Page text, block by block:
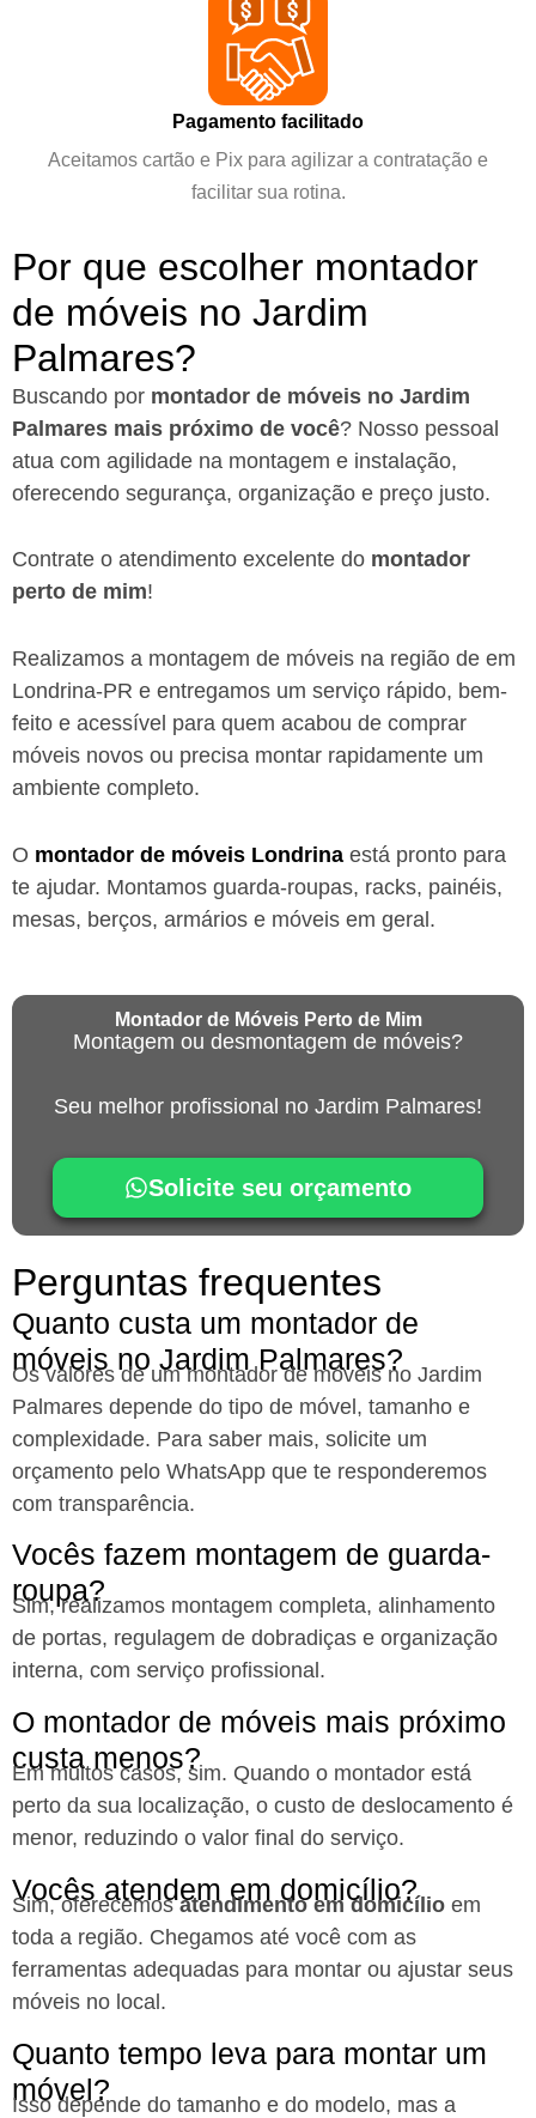
Pagamento facilitado
Aceitamos cartão e Pix para agilizar a contratação e
facilitar sua rotina.
Por que escolher montador
de móveis no Jardim
Palmares?
Buscando por montador de móveis no Jardim
Palmares mais próximo de você? Nosso pessoal
atua com agilidade na montagem e instalação,
oferecendo segurança, organização e preço justo.
Contrate o atendimento excelente do montador
perto de mim!
Realizamos a montagem de móveis na região de em
Londrina-PR e entregamos um serviço rápido, bem-
feito e acessível para quem acabou de comprar
móveis novos ou precisa montar rapidamente um
ambiente completo.
O montador de móveis Londrina está pronto para
te ajudar. Montamos guarda-roupas, racks, painéis,
mesas, berços, armários e móveis em geral.
Montador de Móveis Perto de Mim
Montagem ou desmontagem de móveis?
Seu melhor profissional no Jardim Palmares!
Solicite seu orçamento
Perguntas frequentes
Quanto custa um montador de
móveis no Jardim Palmares?
Os valores de um montador de móveis no Jardim
Palmares depende do tipo de móvel, tamanho e
complexidade. Para saber mais, solicite um
orçamento pelo WhatsApp que te responderemos
com transparência.
Vocês fazem montagem de guarda-
roupa?
Sim, realizamos montagem completa, alinhamento
de portas, regulagem de dobradiças e organização
interna, com serviço profissional.
O montador de móveis mais próximo
custa menos?
Em muitos casos, sim. Quando o montador está
perto da sua localização, o custo de deslocamento é
menor, reduzindo o valor final do serviço.
Vocês atendem em domicílio?
Sim, oferecemosatendimento em domicílio em
toda a região. Chegamos até você com as
ferramentas adequadas para montar ou ajustar seus
móveis no local.
Quanto tempo leva para montar um
móvel?
Isso depende do tamanho e do modelo, mas a